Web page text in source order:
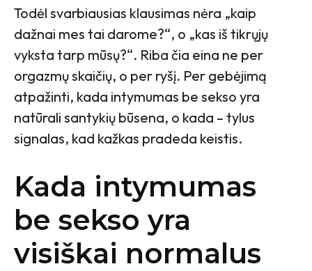
Todėl svarbiausias klausimas nėra „kaip
dažnai mes tai darome?“, o „kas iš tikrųjų
vyksta tarp mūsų?“. Riba čia eina ne per
orgazmų skaičių, o per ryšį. Per gebėjimą
atpažinti, kada intymumas be sekso yra
natūrali santykių būsena, o kada – tylus
signalas, kad kažkas pradeda keistis.
Kada intymumas
be sekso yra
visiškai normalus